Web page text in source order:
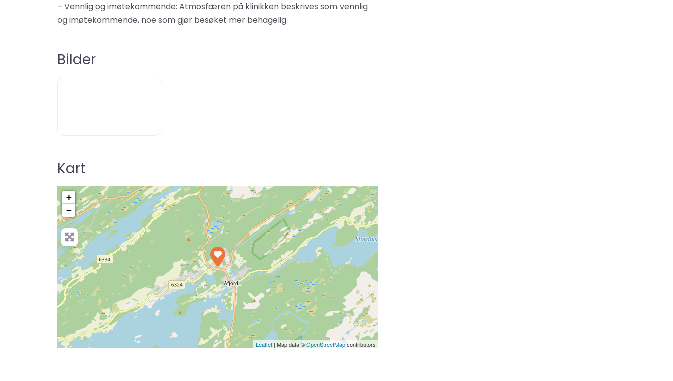
– Vennlig og imøtekommende: Atmosfæren på klinikken beskrives som vennlig
og imøtekommende, noe som gjør besøket mer behagelig.
Bilder
Kart
+
−
Press Enter key to search
Leaflet | Map data ©OpenStreetMapcontributors